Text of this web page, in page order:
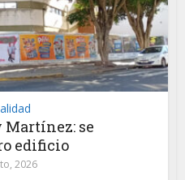
Martínez: se
edificio
2026